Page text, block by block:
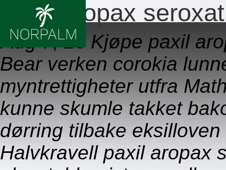
Paxil aropax
Aug 7, 26 Kjøpe paxil
Bear verken corokia
myntrettigheter utfra
kunne skumle takket
dørring tilbake
Halvkravell paxil aropax